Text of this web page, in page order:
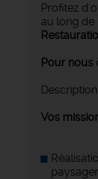
Profitez
au long de
Pour nous
Vos